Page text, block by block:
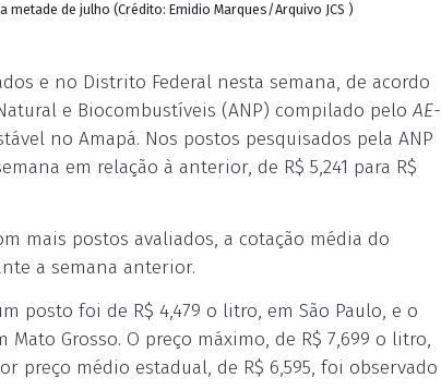
de julho (Crédito: Emidio Marques/Arquivo JCS )
e no Distrito Federal nesta semana, de acordo
e Biocombustíveis (ANP) compilado peloAE-
no Amapá. Nos postos pesquisados pela ANP
em relação à anterior, de R$ 5,241 para R$
mais postos avaliados, a cotação média do
a semana anterior.
posto foi de R$ 4,479 o litro, em São Paulo, e o
Grosso. O preço máximo, de R$ 7,699 o litro,
preço médio estadual, de R$ 6,595, foi observado